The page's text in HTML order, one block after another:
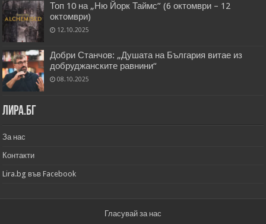
Топ 10 на „Ню Йорк Таймс” (6 октомври – 12
октомври)
12.10.2025
Добри Станчов: „Душата на България витае из
добруджанските равнини“
08.10.2025
Лира.бг
За нас
Контакти
Lira.bg във Facebook
Гласувай за нас